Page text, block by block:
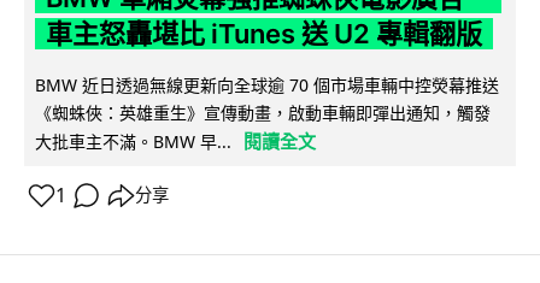
車主怒轟堪比 iTunes 送 U2 專輯翻版
BMW 近日透過無線更新向全球逾 70 個市場車輛中控熒幕推送
《蜘蛛俠：英雄重生》宣傳動畫，啟動車輛即彈出通知，觸發
大批車主不滿。BMW 早...
閱讀全文
1 分享